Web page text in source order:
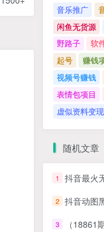
音乐推广
闲鱼无货源
野路子
软
起号
赚钱
视频号赚钱
表情包项目
虚似资料变现
随机文章
1 抖音最火无人直
2 抖音动图黑五类
3 （18861期）万相台无